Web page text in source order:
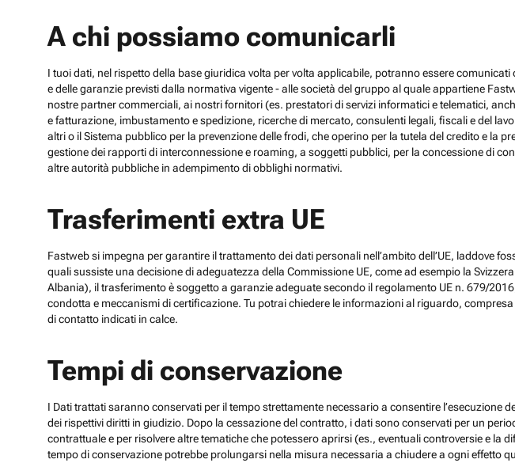
A chi possiamo comunicarli
I tuoi dati, nel rispetto della base giuridica volta per volta applicabile, potranno essere
e delle garanzie previsti dalla normativa vigente - alle società del gruppo al quale appartiene
nostre partner commerciali, ai nostri fornitori (es. prestatori di servizi informatici e telematici,
e fatturazione, imbustamento e spedizione, ricerche di mercato, consulenti legali, fiscali e del
altri o il Sistema pubblico per la prevenzione delle frodi, che operino per la tutela del credito e la
gestione dei rapporti di interconnessione e roaming, a soggetti pubblici, per la concessione di
altre autorità pubbliche in adempimento di obblighi normativi.
Trasferimenti extra UE
Fastweb si impegna per garantire il trattamento dei dati personali nell’ambito dell’UE, laddove
quali sussiste una decisione di adeguatezza della Commissione UE, come ad esempio la
Albania), il trasferimento è soggetto a garanzie adeguate secondo il regolamento UE n. 679/
condotta e meccanismi di certificazione. Tu potrai chiedere le informazioni al riguardo,
di contatto indicati in calce.
Tempi di conservazione
I Dati trattati saranno conservati per il tempo strettamente necessario a consentire l’esecuzione
dei rispettivi diritti in giudizio. Dopo la cessazione del contratto, i dati sono conservati per un
contrattuale e per risolvere altre tematiche che potessero aprirsi (es., eventuali controversie e
tempo di conservazione potrebbe prolungarsi nella misura necessaria a chiudere a ogni effetto